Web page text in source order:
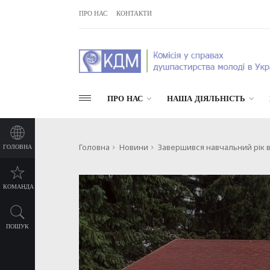
ПРО НАС КОНТАКТИ
ПРО НАС НАША ДІЯЛЬНІСТЬ
ГОЛОВНА
КОМАНДА
ПОШУК
Головна Новини Завершився навчальний рік